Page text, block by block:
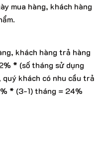
mua hàng, khách hàng
khách hàng trả hàng
* (số tháng sử dụng
khách có nhu cầu trả
* (3-1) tháng = 24%